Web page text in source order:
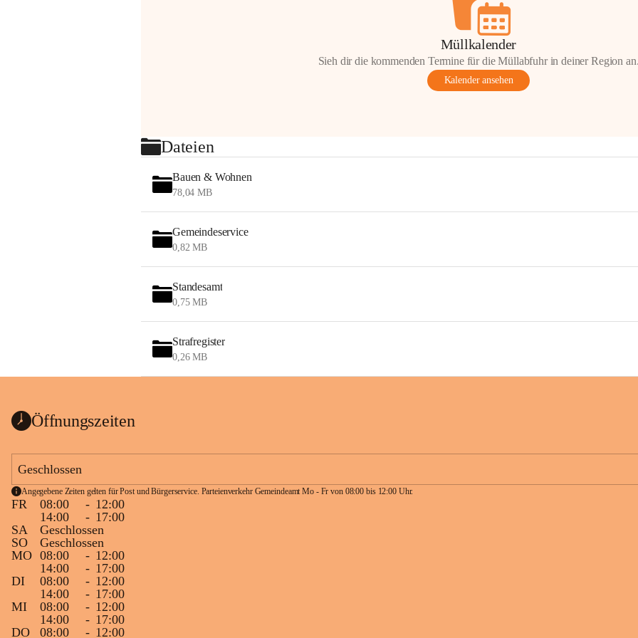
Müllkalender
Sieh dir die kommenden Termine für die Müllabfuhr in deiner Region
Kalender ansehen
Dateien
Bauen & Wohnen
78,04 MB
Gemeindeservice
0,82 MB
Standesamt
0,75 MB
Strafregister
0,26 MB
Öffnungszeiten
Geschlossen
Angegebene Zeiten gelten für Post und Bürgerservice. Parteienverkehr Gemeindeamt Mo - Fr von 08:00 bis 12:00 Uhr.
FR 08:00 - 12:00
14:00
- 17:00
SA
Geschlossen
SO
Geschlossen
MO 08:00 - 12:00
14:00
- 17:00
DI
08:00 - 12:00
14:00
- 17:00
MI
08:00 - 12:00
14:00
- 17:00
DO
08:00 - 12:00